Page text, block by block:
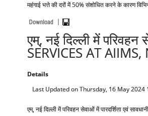
महंगाई भत्ते की दरों में 50% संशोधित करने के कारण
एम्, नई दिल्ली में
SERVICES AT
Details
Last Updated on Thursday, 16 May 2024
एम्, नई दिल्ली में परिवहन सेवाओं में पारदर्शिता एवं